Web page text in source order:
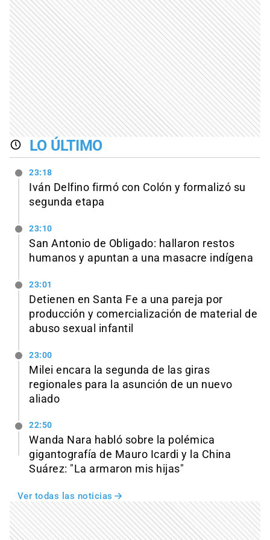
LO ÚLTIMO
23:18
Iván Delfino firmó con Colón y formalizó su
segunda etapa
23:10
San Antonio de Obligado: hallaron restos
humanos y apuntan a una masacre indígena
23:01
Detienen en Santa Fe a una pareja por
producción y comercialización de material de
abuso sexual infantil
23:00
Milei encara la segunda de las giras
regionales para la asunción de un nuevo
aliado
22:50
Wanda Nara habló sobre la polémica
gigantografía de Mauro Icardi y la China
Suárez: "La armaron mis hijas"
Ver todas las noticias